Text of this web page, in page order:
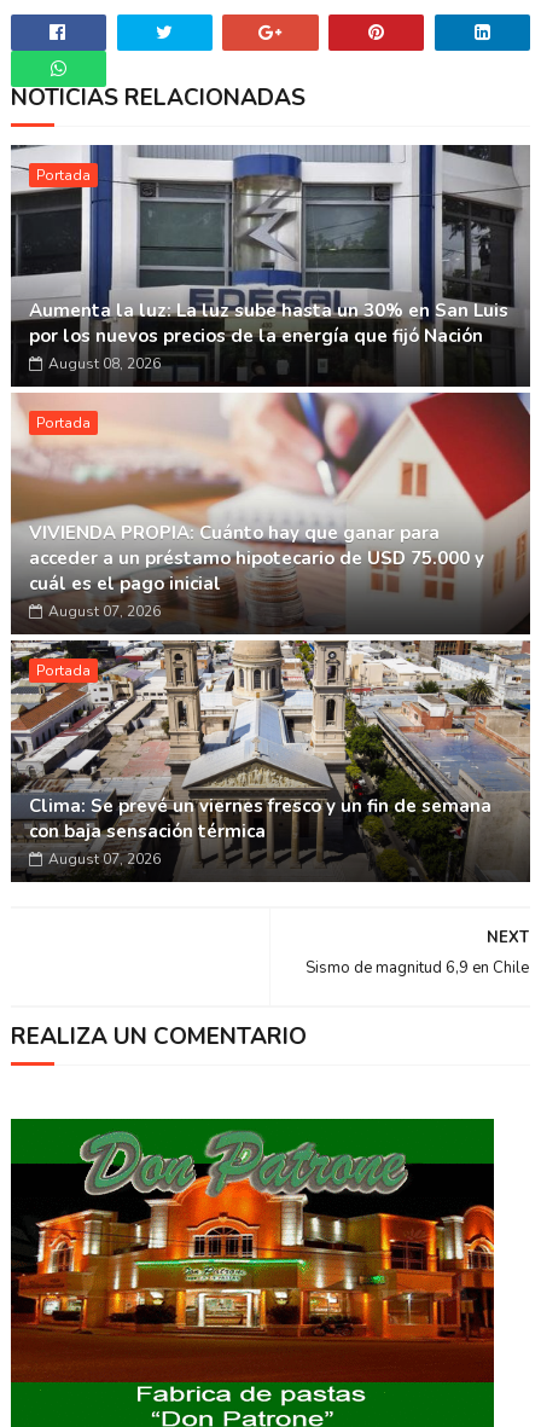
Whatsapp
NOTICIAS RELACIONADAS
Portada
Aumenta la luz: La luz sube hasta un 30% en San Luis
por los nuevos precios de la energía que fijó Nación
August 08, 2026
Portada
VIVIENDA PROPIA: Cuánto hay que ganar para
acceder a un préstamo hipotecario de USD 75.000 y
cuál es el pago inicial
August 07, 2026
Portada
Clima: Se prevé un viernes fresco y un fin de semana
con baja sensación térmica
August 07, 2026
NEXT
Sismo de magnitud 6,9 en Chile
REALIZA UN COMENTARIO